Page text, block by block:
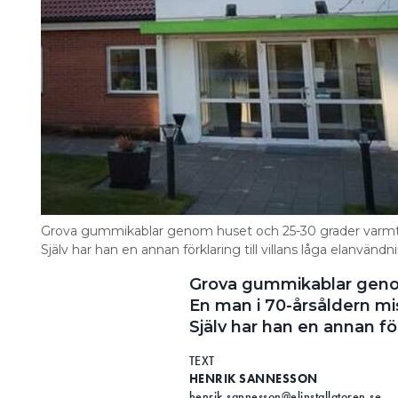
Grova gummikablar genom huset och 25-30 grader
Själv har han en annan förklaring till villans låga
Grova gummikablar
En man i 70-årsåldern
Själv har han en annan
TEXT
HENRIK SANNESSON